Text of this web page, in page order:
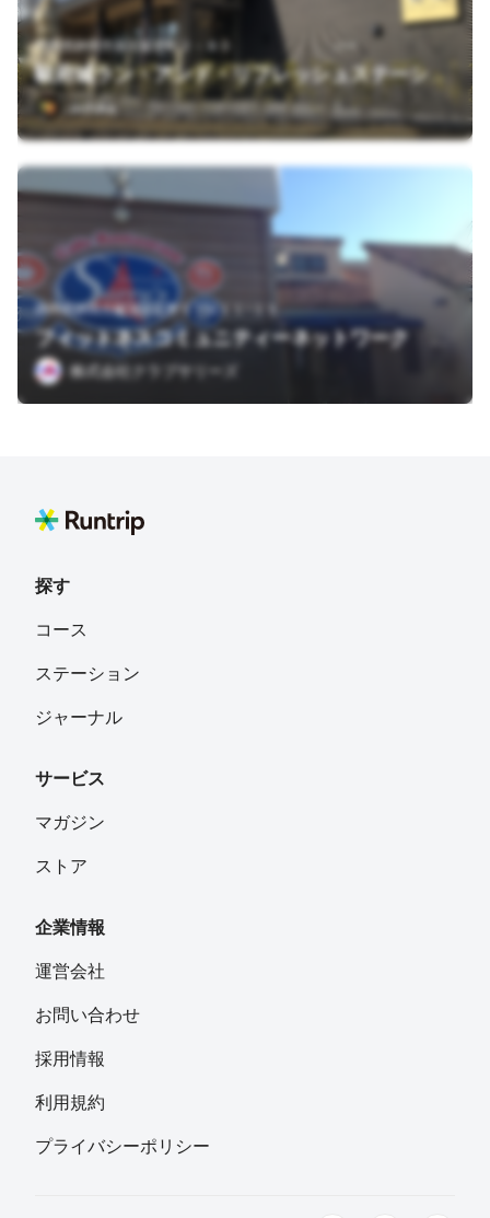
静岡県静岡市葵区駿府町２－８０
駿府城ラン・アンド・リフレッシュステーション
orihika
静岡県静岡市駿河区広野５丁目１１−１５
株式会社クラブサリーズ
探す
コース
ステーション
ジャーナル
サービス
マガジン
ストア
企業情報
運営会社
お問い合わせ
採用情報
利用規約
プライバシーポリシー